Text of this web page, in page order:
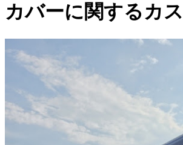
カバーに関するカ